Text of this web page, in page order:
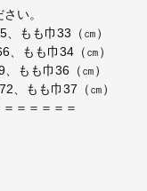
い。
もも巾33（㎝）
、もも巾34（㎝）
もも巾36（㎝）
、もも巾37（㎝）
＝＝＝＝＝